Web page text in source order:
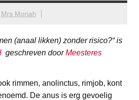
Mrs Moriah
(anaal likken) zonder risico?“ is
geschreven doorMeesteres
rimmen, anolinctus, rimjob, kont
De anus is erg gevoelig